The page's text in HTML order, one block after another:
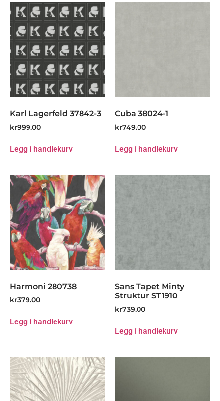
Karl Lagerfeld 37842-3
kr999.00
Legg i handlekurv
Cuba 38024-1
kr749.00
Legg i handlekurv
Harmoni 280738
kr379.00
Legg i handlekurv
Sans Tapet Minty
Struktur ST1910
kr739.00
Legg i handlekurv